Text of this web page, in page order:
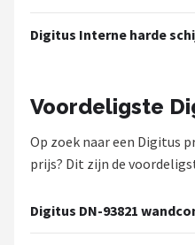
Smartwares
ieGeek
Digitus Interne harde
Voordeligste
Op zoek naar een Digitus
prijs? Dit zijn de
Digitus DN-93821